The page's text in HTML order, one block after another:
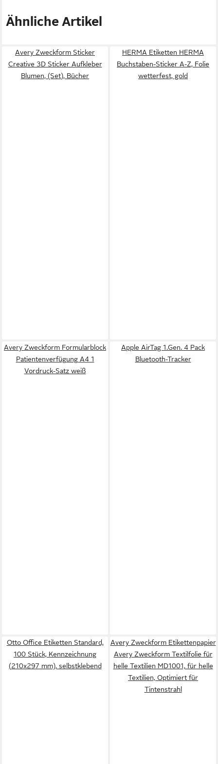
Ähnliche Artikel
Avery Zweckform Sticker
Creative 3D Sticker Aufkleber
Blumen, (Set), Bücher
HERMA Etiketten HERMA
Buchstaben-Sticker A-Z, Folie
wetterfest, gold
Avery Zweckform Formularblock
Patientenverfügung A4 1
Vordruck-Satz weiß
Apple AirTag 1.Gen. 4 Pack
Bluetooth-Tracker
Otto Office Etiketten Standard,
100 Stück, Kennzeichnung
(210x297 mm), selbstklebend
Avery Zweckform Etikettenpapier
Avery Zweckform Textilfolie für
helle Textilien MD1001, für helle
Textilien, Optimiert für
Tintenstrahl